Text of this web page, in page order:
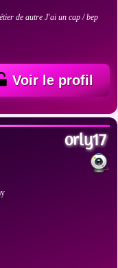
de autre J'ai un cap / bep
Voir le profil
orly17